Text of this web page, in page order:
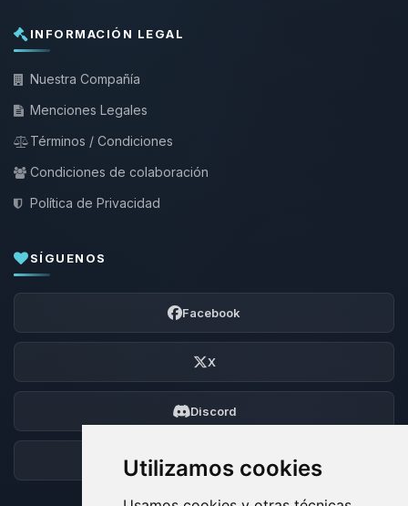
Utilizamos cookies
INFORMACIÓN LEGAL
Nuestra Compañía
Menciones Legales
Términos / Condiciones
Condiciones de colaboración
Política de Privacidad
SÍGUENOS
Facebook
X
Discord
Foro